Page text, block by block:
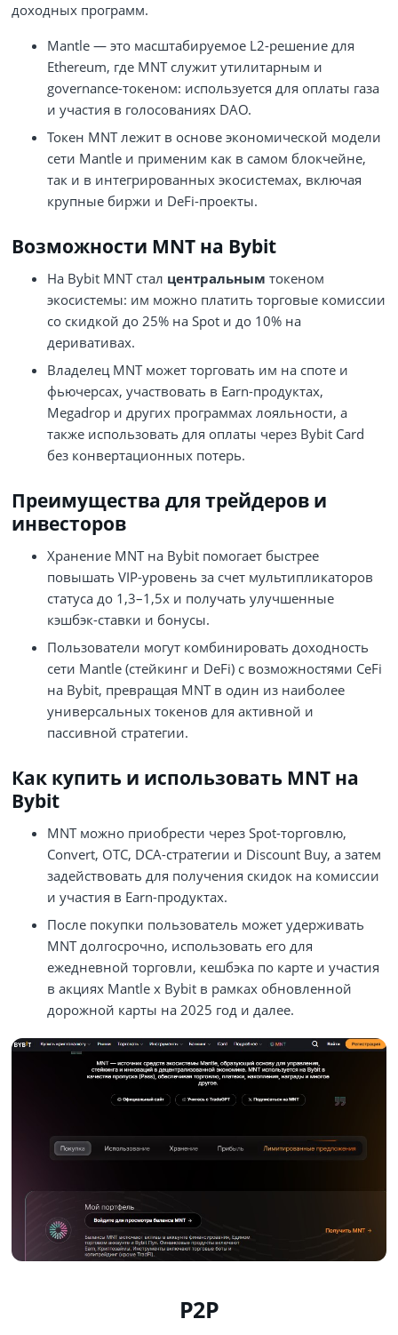
доходных программ.
Mantle — это масштабируемое L2‑решение для
Ethereum, где MNT служит утилитарным и
governance‑токеном: используется для оплаты газа
и участия в голосованиях DAO.
Токен MNT лежит в основе экономической модели
сети Mantle и применим как в самом блокчейне,
так и в интегрированных экосистемах, включая
крупные биржи и DeFi‑проекты.
Возможности MNT на Bybit
На Bybit MNT стал центральным токеном
экосистемы: им можно платить торговые комиссии
со скидкой до 25% на Spot и до 10% на
деривативах.
Владелец MNT может торговать им на споте и
фьючерсах, участвовать в Earn‑продуктах,
Megadrop и других программах лояльности, а
также использовать для оплаты через Bybit Card
без конвертационных потерь.
Преимущества для трейдеров и
инвесторов
Хранение MNT на Bybit помогает быстрее
повышать VIP‑уровень за счет мультипликаторов
статуса до 1,3–1,5x и получать улучшенные
кэшбэк‑ставки и бонусы.
Пользователи могут комбинировать доходность
сети Mantle (стейкинг и DeFi) с возможностями CeFi
на Bybit, превращая MNT в один из наиболее
универсальных токенов для активной и
пассивной стратегии.
Как купить и использовать MNT на
Bybit
MNT можно приобрести через Spot‑торговлю,
Convert, OTC, DCA‑стратегии и Discount Buy, а затем
задействовать для получения скидок на комиссии
и участия в Earn‑продуктах.
После покупки пользователь может удерживать
MNT долгосрочно, использовать его для
ежедневной торговли, кешбэка по карте и участия
в акциях Mantle x Bybit в рамках обновленной
дорожной карты на 2025 год и далее.
P2P